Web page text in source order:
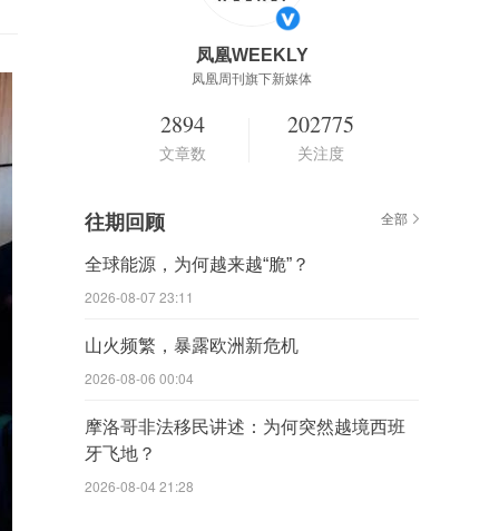
凤凰WEEKLY
凤凰周刊旗下新媒体
2894
文章数
202775
关注度
往期回顾 全部
全球能源，为何越来越“脆”？
2026-08-07 23:11
山火频繁，暴露欧洲新危机
2026-08-06 00:04
摩洛哥非法移民讲述：为何突然越境西班
牙飞地？
2026-08-04 21:28